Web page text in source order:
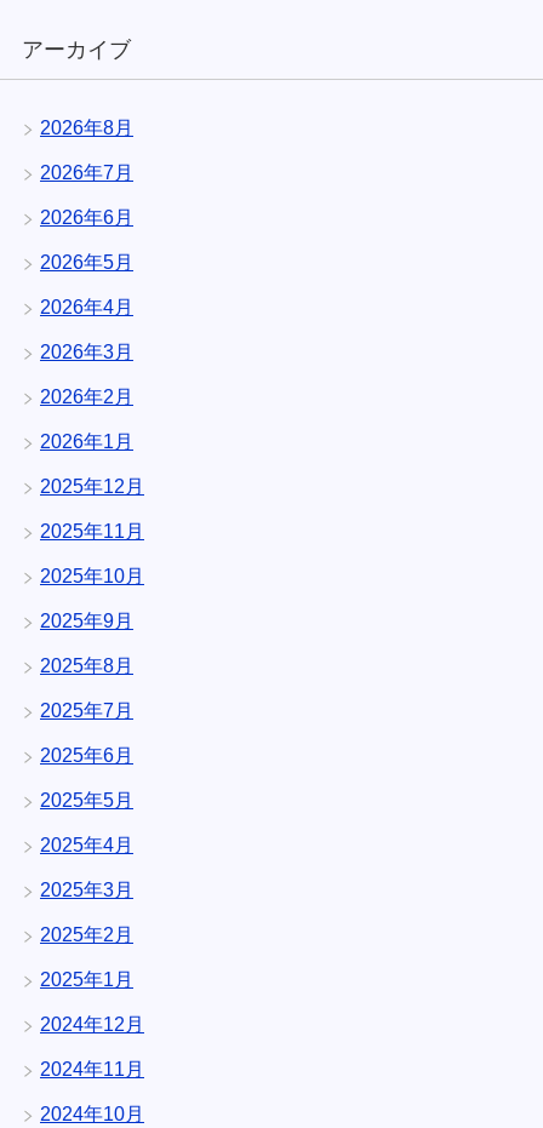
アーカイブ
2026年8月
2026年7月
2026年6月
2026年5月
2026年4月
2026年3月
2026年2月
2026年1月
2025年12月
2025年11月
2025年10月
2025年9月
2025年8月
2025年7月
2025年6月
2025年5月
2025年4月
2025年3月
2025年2月
2025年1月
2024年12月
2024年11月
2024年10月